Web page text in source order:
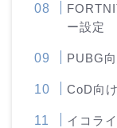
ー設定
PUBG
CoD向
イコラ